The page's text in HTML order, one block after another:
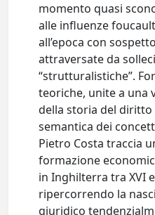
momento quasi
alle influenze
all’epoca con
attraversate da
“strutturalistiche”.
teoriche, unite a una
della storia del diritto
semantica dei
Pietro Costa traccia
formazione
in Inghilterra tra XVI
ripercorrendo la
giuridico